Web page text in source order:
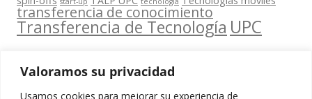
Valoramos su privacidad
Usamos cookies para mejorar su experiencia de
transferencia de conocimiento
Transferencia de Tecnología UPC